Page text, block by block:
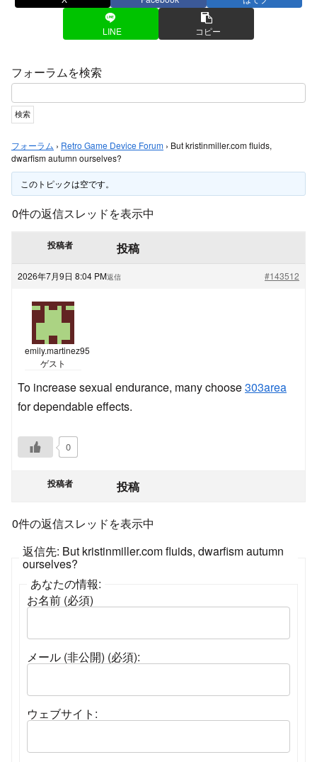
LINE コピー
フォーラムを検索
フォーラム › Retro Game Device Forum › But kristinmiller.com fluids,
dwarfism autumn ourselves?
このトピックは空です。
0件の返信スレッドを表示中
投稿者 投稿
2026年7月9日 8:04 PM #143512
返信
emily.martinez95
ゲスト
To increase sexual endurance, many choose303area
for dependable effects.
0
投稿者 投稿
0件の返信スレッドを表示中
返信先: But kristinmiller.com fluids, dwarfism autumn
ourselves?
あなたの情報:
お名前 (必須)
メール (非公開) (必須):
ウェブサイト: